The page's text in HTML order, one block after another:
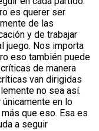
es querer ser
de las
y de trabajar
juego. Nos importa
eso también puede
de manera
van dirigidas
no sea así.
en lo
que eso. Esa es
a seguir